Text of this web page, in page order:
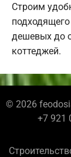
Строим
дешевых до
коттеджей.
© 2026
+7 921